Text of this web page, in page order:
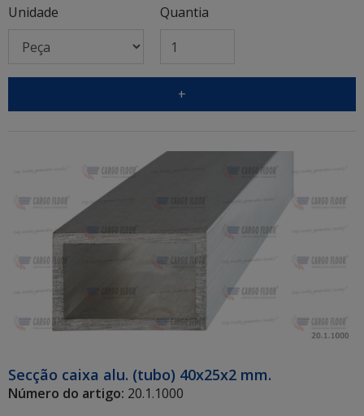
Unidade
Quantia
+
Secção caixa alu. (tubo) 40x25x2 mm.
Número do artigo: 20.1.1000